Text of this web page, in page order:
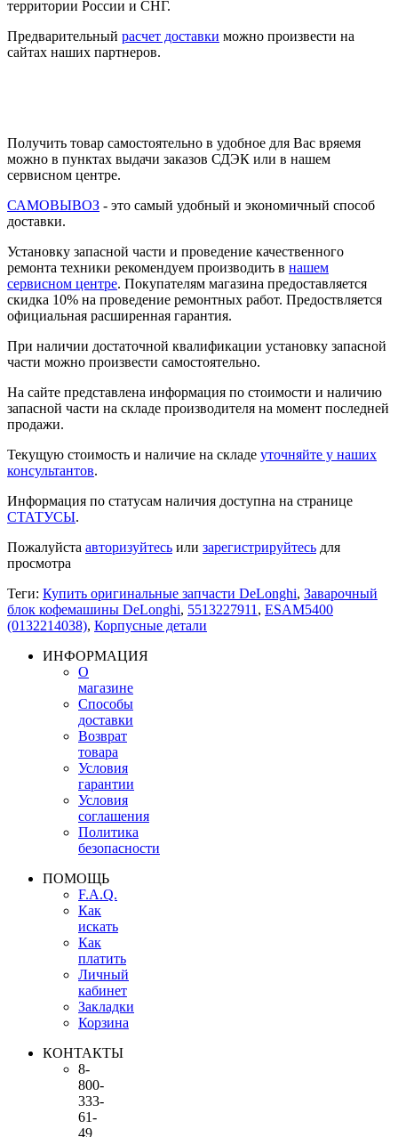
территории России и СНГ.
Предварительный расчет доставки можно произвести на
сайтах наших партнеров.
Получить товар самостоятельно в удобное для Вас вряемя
можно в пунктах выдачи заказов СДЭК или в нашем
сервисном центре.
САМОВЫВОЗ - это самый удобный и экономичный способ
доставки.
Установку запасной части и проведение качественного
ремонта техники рекомендуем производить в нашем
сервисном центре. Покупателям магазина предоставляется
скидка 10% на проведение ремонтных работ. Предоствляется
официальная расширенная гарантия.
При наличии достаточной квалификации установку запасной
части можно произвести самостоятельно.
На сайте представлена информация по стоимости и наличию
запасной части на складе производителя на момент последней
продажи.
Текущую стоимость и наличие на складе уточняйте у наших
консультантов.
Информация по статусам наличия доступна на странице
СТАТУСЫ.
Пожалуйста авторизуйтесь или зарегистрируйтесь для
просмотра
Теги: Купить оригинальные запчасти DeLonghi, Заварочный
блок кофемашины DeLonghi, 5513227911 , ESAM5400
(0132214038), Корпусные детали
ИНФОРМАЦИЯ
О
магазине
Способы
доставки
Возврат
товара
Условия
гарантии
Условия
соглашения
Политика
безопасности
ПОМОЩЬ
F.A.Q.
Как
искать
Как
платить
Личный
кабинет
Закладки
Корзина
КОНТАКТЫ
8-
800-
333-
61-
49